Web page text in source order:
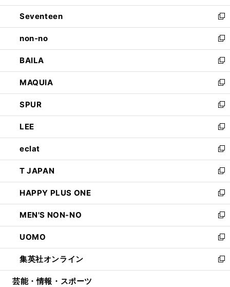
開
く
ウ
で
開
く
ン
ド
ウ
で
開
く
Seventeen
新
し
い
ウ
ィ
ン
ド
ウ
で
開
く
non-no
新
し
い
ウ
ィ
ン
ド
ウ
で
開
く
BAILA
新
し
い
ウ
ィ
ン
ド
ウ
で
開
く
MAQUIA
新
し
い
ウ
ィ
ン
ド
ウ
で
開
く
SPUR
新
し
い
ウ
ィ
ン
ド
ウ
で
開
く
LEE
新
し
い
ウ
ィ
ン
ド
ウ
で
開
く
eclat
新
し
い
ウ
ィ
ン
ド
ウ
で
開
く
T JAPAN
新
し
い
ウ
ィ
ン
ド
ウ
で
開
HAPPY PLUS ONE
新
し
い
ウ
ィ
ン
ド
ウ
MEN'S NON-NO
新
し
い
ウ
ィ
ン
UOMO
新
し
い
ウ
集英社オンライン
新
し
芸能・情報・スポーツ